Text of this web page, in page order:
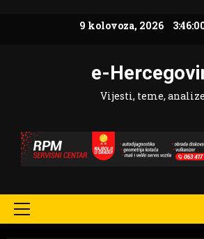
9 kolovoza, 2026
e-
Vijesti, teme,
Primary